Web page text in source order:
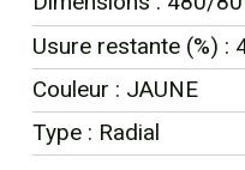
Usure restante (%) :
Couleur : JAUNE
Type : Radial
EN